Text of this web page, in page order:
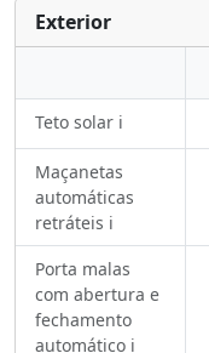
Exterior
Teto solar ℹ️
Maçanetas
automáticas
retráteis ℹ️
Porta malas
com abertura e
fechamento
automático ℹ️